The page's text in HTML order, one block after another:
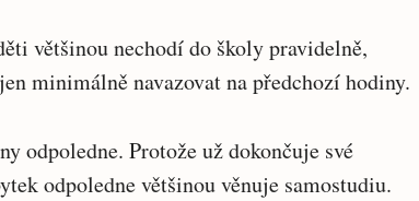
většinou nechodí do školy pravidelně,
minimálně navazovat na předchozí hodiny.
odpoledne. Protože už dokončuje své
odpoledne většinou věnuje samostudiu.